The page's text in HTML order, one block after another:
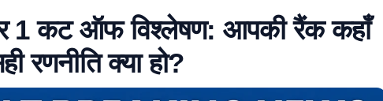
1 कट ऑफ विश्लेषण: आपकी रैंक कहाँ
क्या हो?